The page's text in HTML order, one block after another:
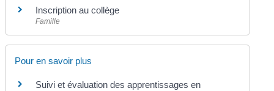
Inscription au collège
Famille
Pour en savoir plus
Suivi et évaluation des apprentissages en